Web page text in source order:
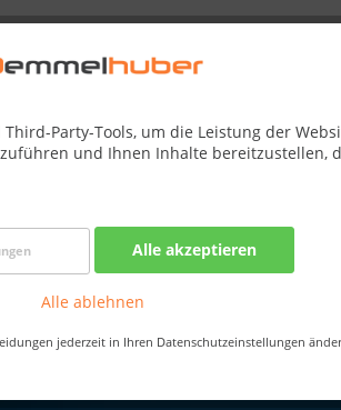
Party-Tools, um die Leistung der
und Ihnen Inhalte bereitzustellen,
Alle akzeptieren
Alle ablehnen
jederzeit in Ihren Datenschutzeinstellungen